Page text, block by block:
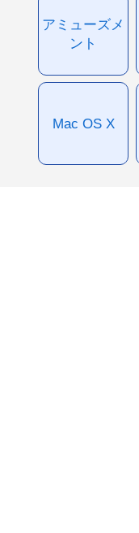
アミューズメ
ント
Mac OS X